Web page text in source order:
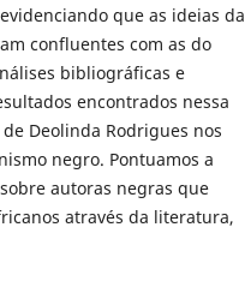
que as ideias da
confluentes com as do
bibliográficas e
encontrados nessa
Deolinda Rodrigues nos
negro. Pontuamos a
autoras negras que
através da literatura,